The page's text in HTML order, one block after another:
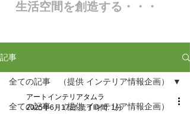
生活空間を創造する・・・
記事
全ての記事 （提供 インテリア情報企画）
全ての記事 （提供 インテリア情報企画）
アートインテリアタムラ
2025年6月17日 読了時間: 1分